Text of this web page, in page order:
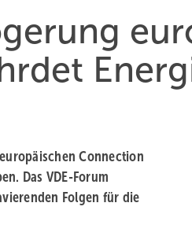
Connection
Das VDE-Forum
Folgen für die